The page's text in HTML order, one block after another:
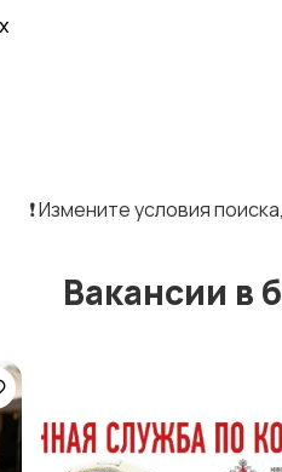
❗️ Измените условия
Вакансии в